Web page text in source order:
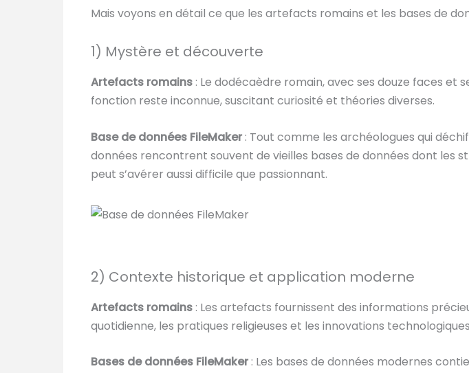
Mais voyons en détail ce que les artefacts romains et les bases de
1) Mystère et découverte
Artefacts romains : Le dodécaèdre romain, avec ses douze faces et
fonction reste inconnue, suscitant curiosité et théories diverses.
Base de données FileMaker : Tout comme les archéologues qui
données rencontrent souvent de vieilles bases de données dont les
peut s’avérer aussi difficile que passionnant.
2) Contexte historique et application moderne
Artefacts romains : Les artefacts fournissent des informations
quotidienne, les pratiques religieuses et les innovations
Bases de données FileMaker : Les bases de données modernes